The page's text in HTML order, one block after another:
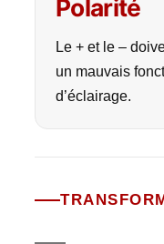
Polarité
Le + et le –
un mauvais
d’éclairage.